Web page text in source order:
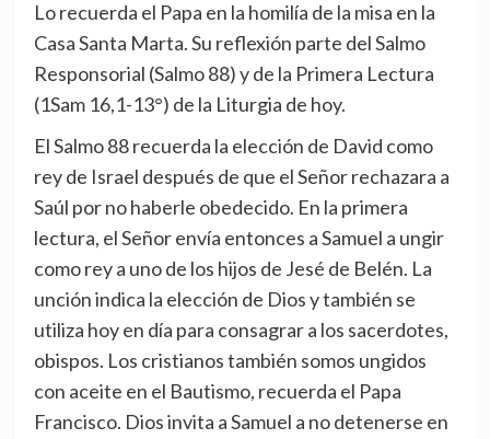
Lo recuerda el Papa en la homilía de la misa en la
Casa Santa Marta. Su reflexión parte del Salmo
Responsorial (Salmo 88) y de la Primera Lectura
(1Sam 16,1-13°) de la Liturgia de hoy.
El Salmo 88 recuerda la elección de David como
rey de Israel después de que el Señor rechazara a
Saúl por no haberle obedecido. En la primera
lectura, el Señor envía entonces a Samuel a ungir
como rey a uno de los hijos de Jesé de Belén. La
unción indica la elección de Dios y también se
utiliza hoy en día para consagrar a los sacerdotes,
obispos. Los cristianos también somos ungidos
con aceite en el Bautismo, recuerda el Papa
Francisco. Dios invita a Samuel a no detenerse en